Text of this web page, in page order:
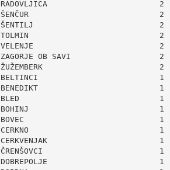
RADOVLJICA                        2
ŠENČUR                            2
ŠENTILJ                           2
TOLMIN                            2
VELENJE                           2
ZAGORJE OB SAVI                   2
ŽUŽEMBERK                         2
BELTINCI                          1
BENEDIKT                          1
BLED                              1
BOHINJ                            1
BOVEC                             1
CERKNO                            1
CERKVENJAK                        1
ČRENŠOVCI                         1
DOBREPOLJE                        1